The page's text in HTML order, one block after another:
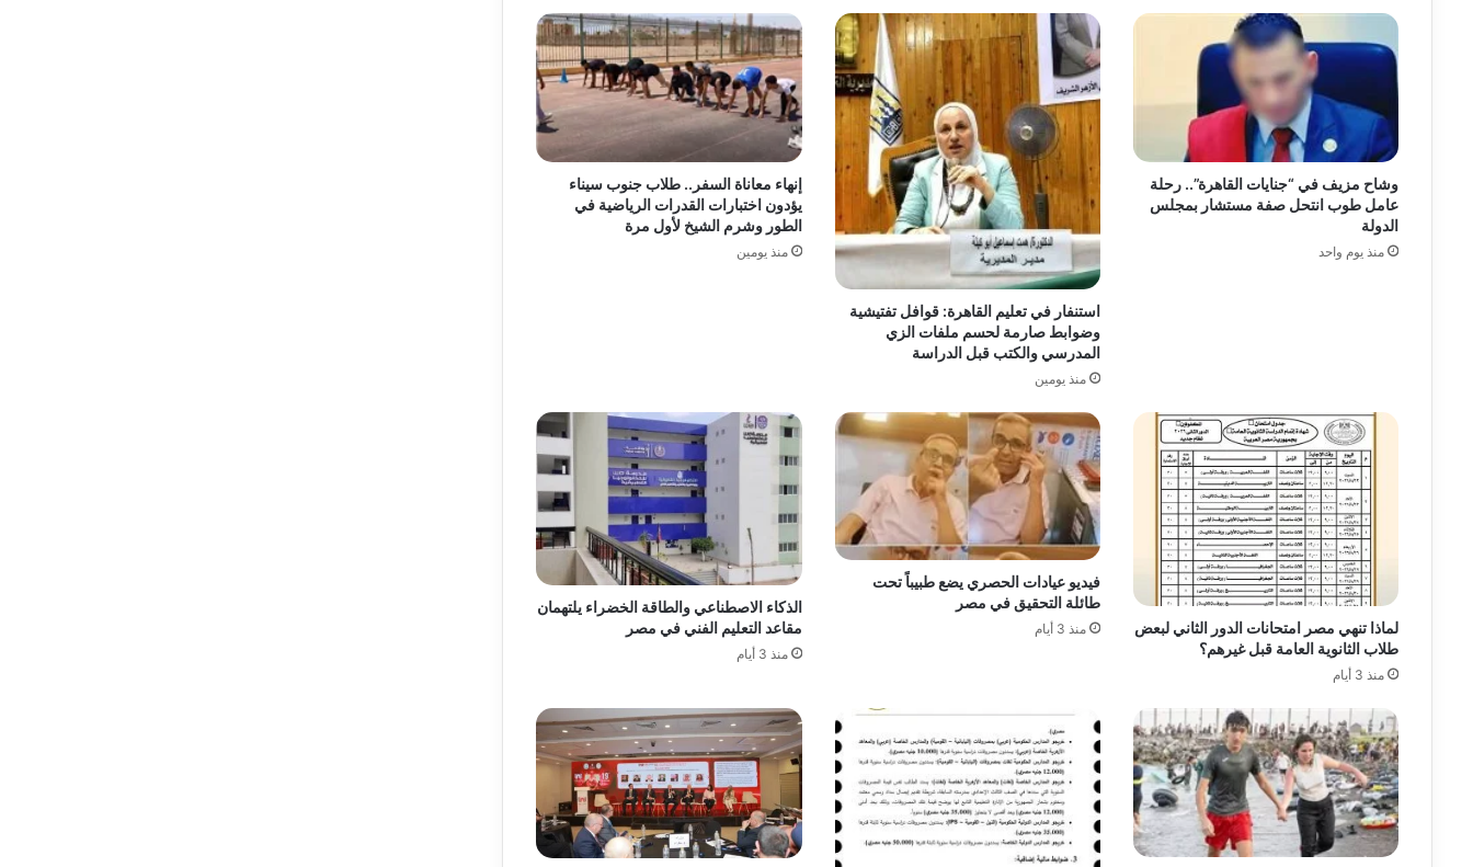
وشاح مزيف في “جنايات القاهرة”.. رحلة
عامل طوب انتحل صفة مستشار بمجلس
الدولة
منذ يوم واحد
استنفار في تعليم القاهرة: قوافل تفتيشية
وضوابط صارمة لحسم ملفات الزي
المدرسي والكتب قبل الدراسة
منذ يومين
إنهاء معاناة السفر.. طلاب جنوب سيناء
يؤدون اختبارات القدرات الرياضية في
الطور وشرم الشيخ لأول مرة
منذ يومين
لماذا تنهي مصر امتحانات الدور الثاني لبعض
طلاب الثانوية العامة قبل غيرهم؟
منذ 3 أيام
فيديو عيادات الحصري يضع طبيباً تحت
طائلة التحقيق في مصر
منذ 3 أيام
الذكاء الاصطناعي والطاقة الخضراء يلتهمان
مقاعد التعليم الفني في مصر
منذ 3 أيام